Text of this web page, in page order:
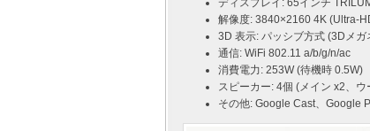
ディスプレイ: 65インチ
解像度: 3840×2160 4K (Ultra-
3D 表示: パッシブ方式 (3Dメ
通信: WiFi 802.11 a/b/g/n/ac
消費電力: 253W (待機時 0.5W)
スピーカー: 4個 (メイン x2、
その他: Google Cast、Google